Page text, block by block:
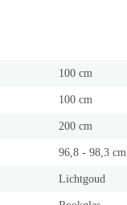
100 cm
100 cm
200 cm
96,8 - 98,3 cm
Lichtgoud